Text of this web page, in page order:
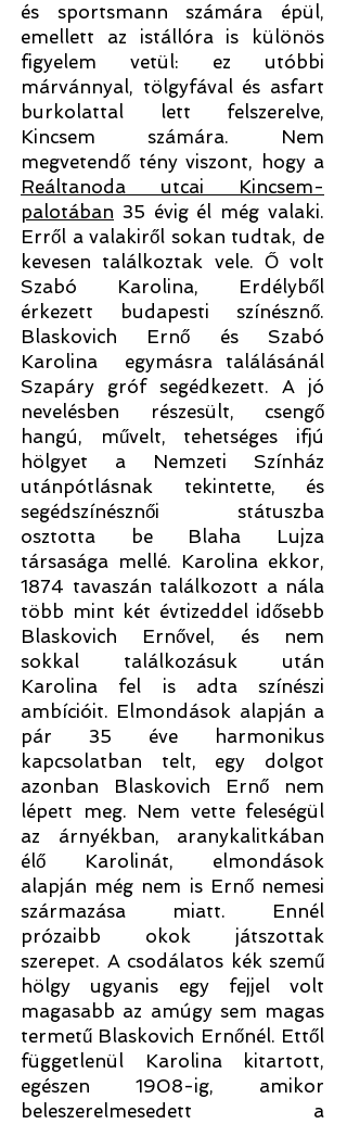
és sportsmann számára épül,
emellett az istállóra is különös
figyelem vetül: ez utóbbi
márvánnyal, tölgyfával és asfart
burkolattal lett felszerelve,
Kincsem számára. Nem
megvetendő tény viszont, hogy a
Reáltanoda utcai Kincsem-
palotában 35 évig él még valaki.
Erről a valakiről sokan tudtak, de
kevesen találkoztak vele. Ő volt
Szabó Karolina, Erdélyből
érkezett budapesti színésznő.
Blaskovich Ernő és Szabó
Karolina egymásra találásánál
Szapáry gróf segédkezett. A jó
nevelésben részesült, csengő
hangú, művelt, tehetséges ifjú
hölgyet a Nemzeti Színház
utánpótlásnak tekintette, és
segédszínésznői státuszba
osztotta be Blaha Lujza
társasága mellé. Karolina ekkor,
1874 tavaszán találkozott a nála
több mint két évtizeddel idősebb
Blaskovich Ernővel, és nem
sokkal találkozásuk után
Karolina fel is adta színészi
ambícióit. Elmondások alapján a
pár 35 éve harmonikus
kapcsolatban telt, egy dolgot
azonban Blaskovich Ernő nem
lépett meg. Nem vette feleségül
az árnyékban, aranykalitkában
élő Karolinát, elmondások
alapján még nem is Ernő nemesi
származása miatt. Ennél
prózaibb okok játszottak
szerepet. A csodálatos kék szemű
hölgy ugyanis egy fejjel volt
magasabb az amúgy sem magas
termetű Blaskovich Ernőnél. Ettől
függetlenül Karolina kitartott,
egészen 1908-ig, amikor
beleszerelmesedett a